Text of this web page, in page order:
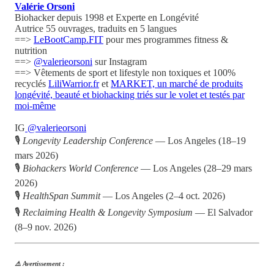
Valérie Orsoni
Biohacker depuis 1998 et Experte en Longévité
Autrice 55 ouvrages, traduits en 5 langues
==> LeBootCamp.FIT pour mes programmes fitness &
nutrition
==> @valerieorsoni sur Instagram
==> Vêtements de sport et lifestyle non toxiques et 100%
recyclés LiliWarrior.fret MARKET, un marché de produits
longévité, beauté et biohacking triés sur le volet et testés par
moi-même
IG @valerieorsoni
🎙 Longevity Leadership Conference — Los Angeles (18–19
mars 2026)
🎙 Biohackers World Conference — Los Angeles (28–29 mars
2026)
🎙 HealthSpan Summit— Los Angeles (2–4 oct. 2026)
🎙 Reclaiming Health & Longevity Symposium — El Salvador
(8–9 nov. 2026)
⚠️ Avertissement :